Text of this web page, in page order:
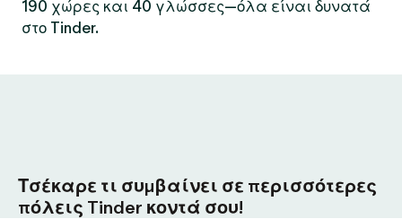
190 χώρες και 40 γλώσσες—όλα είναι δυνατά
στο Tinder.
Τσέκαρε τι συμβαίνει σε περισσότερες
πόλεις Tinder κοντά σου!